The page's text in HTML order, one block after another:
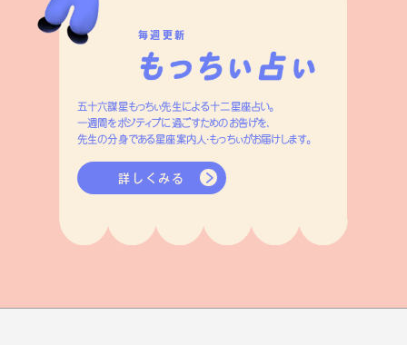
毎週更新
五十六謀星もっちぃ先生による十二星座占い。
一週間をポジティブに過ごすためのお告げを、
先生の分身である星座案内人・もっちぃがお届けします。
詳しくみる